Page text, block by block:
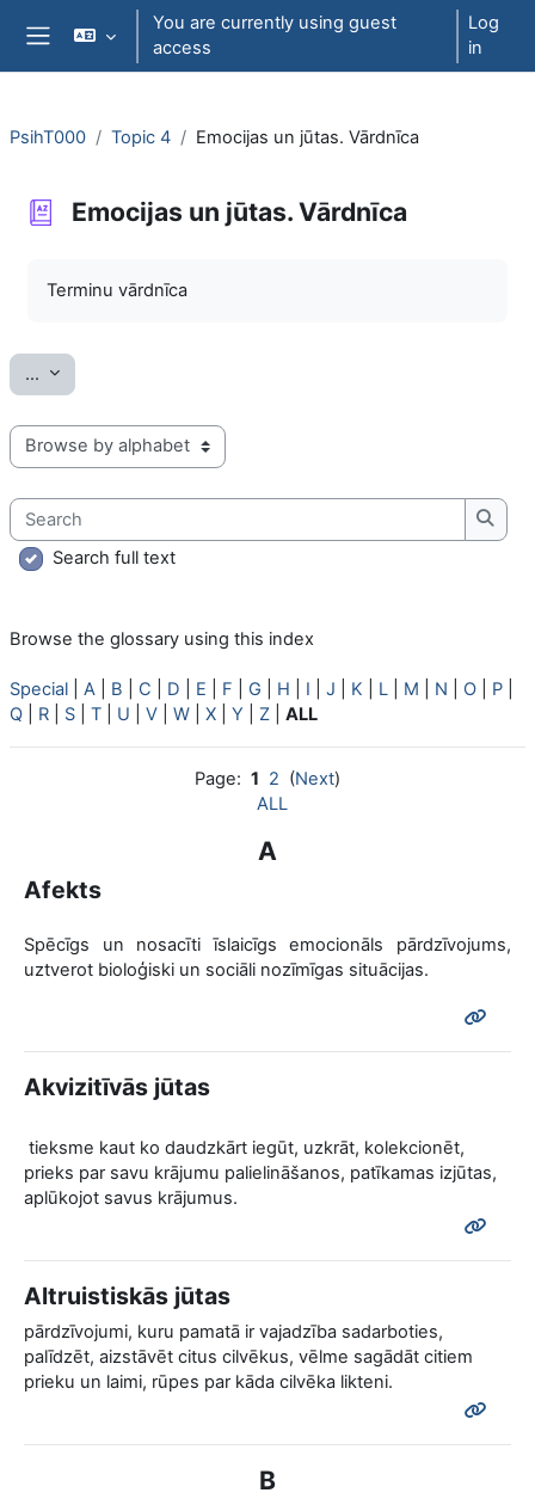
Skip to main content
You are currently using guest
access
Log
in
PsihT000 Topic 4 Emocijas un jūtas. Vārdnīca
Emocijas un jūtas. Vārdnīca
Terminu vārdnīca
... Export entries
Browse the glossary using this index
Search
Search full text
Browse the glossary using this index
Special A B C D E F G H I J K L M N O P
Q
R S T U V W X Y Z ALL
Page: 1 2 (Next)
ALL
A
Afekts
Spēcīgs un nosacīti īslaicīgs emocionāls pārdzīvojums,
uztverot bioloģiski un sociāli nozīmīgas situācijas.
Akvizitīvās jūtas
tieksme kaut ko daudzkārt iegūt, uzkrāt, kolekcionēt,
prieks par savu krājumu palielināšanos, patīkamas izjūtas,
aplūkojot savus krājumus.
Altruistiskās jūtas
pārdzīvojumi, kuru pamatā ir vajadzība sadarboties,
palīdzēt, aizstāvēt citus cilvēkus, vēlme sagādāt citiem
prieku un laimi, rūpes par kāda cilvēka likteni.
B